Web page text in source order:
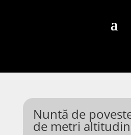
Nuntă de
de metri